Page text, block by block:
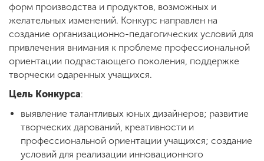
ENG SPN CHI
Приемная
комиссия
+7 (831) 262-26-20
форм производства и продуктов, возможных и
желательных изменений. Конкурс направлен на
создание организационно-педагогических условий для
привлечения внимания к проблеме профессиональной
ориентации подрастающего поколения, поддержке
творчески одаренных учащихся.
Цель Конкурса:
выявление талантливых юных дизайнеров; развитие
творческих дарований, креативности и
профессиональной ориентации учащихся; создание
условий для реализации инновационного